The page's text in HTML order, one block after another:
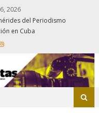
2026
del Periodismo
en Cuba